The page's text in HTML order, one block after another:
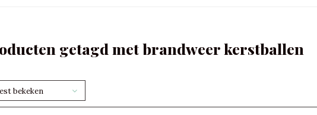
getagd met brandweer kerstballen
bekeken